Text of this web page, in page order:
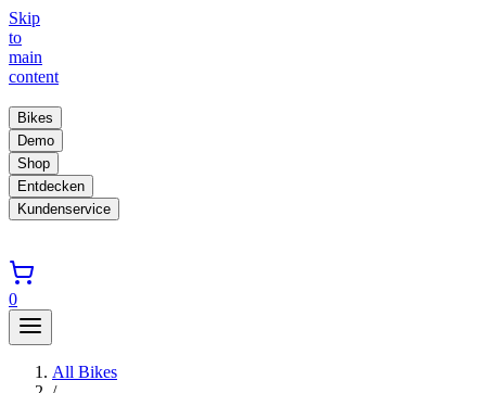
Skip
to
main
content
Bikes
Demo
Shop
Entdecken
Kundenservice
0
All Bikes